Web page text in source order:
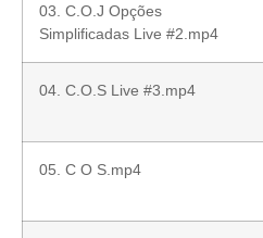
03. C.O.J Opções
Simplificadas Live #2.mp4
04. C.O.S Live #3.mp4
05. C O S.mp4